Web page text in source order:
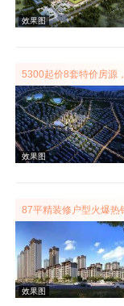
效果图
效果图
5300起价8套特价房源
87平精装修户型火爆热